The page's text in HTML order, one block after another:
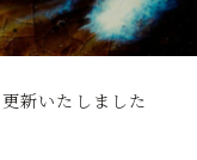
新いたしました